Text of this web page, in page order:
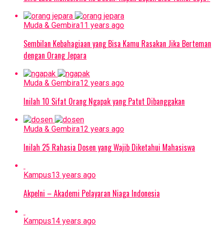
Muda & Gembira11 years ago
Sembilan Kebahagiaan yang Bisa Kamu Rasakan Jika Berteman
dengan Orang Jepara
Muda & Gembira12 years ago
Inilah 10 Sifat Orang Ngapak yang Patut Dibanggakan
Muda & Gembira12 years ago
Inilah 25 Rahasia Dosen yang Wajib Diketahui Mahasiswa
Kampus13 years ago
Akpelni – Akademi Pelayaran Niaga Indonesia
Kampus14 years ago